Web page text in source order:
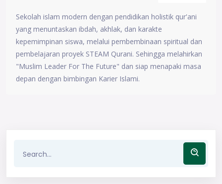
Sekolah islam modern dengan pendidikan holistik qur'ani
yang menuntaskan ibdah, akhlak, dan karakte
kepemimpinan siswa, melalui pembembinaan spiritual dan
pembelajaran proyek STEAM Qurani. Sehingga melahirkan
"Muslim Leader For The Future" dan siap menapaki masa
depan dengan bimbingan Karier Islami.